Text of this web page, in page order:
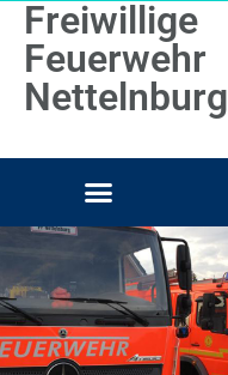
Freiwillige
Feuerwehr
Nettelnburg